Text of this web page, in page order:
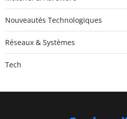
Nouveautés Technologiques
Réseaux & Systèmes
Tech